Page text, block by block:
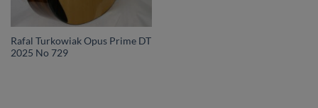
Rafal Turkowiak Opus Prime DT
2025 No 729